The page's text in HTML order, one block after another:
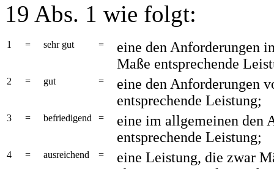
19 Abs. 1 wie folgt:
1 = sehr gut =
eine den Anforderungen
Maße entsprechende
2 = gut =
eine den Anforderungen
entsprechende Leistung;
3 = befriedigend =
eine im allgemeinen den
entsprechende Leistung;
4 = ausreichend =
eine Leistung, die zwar